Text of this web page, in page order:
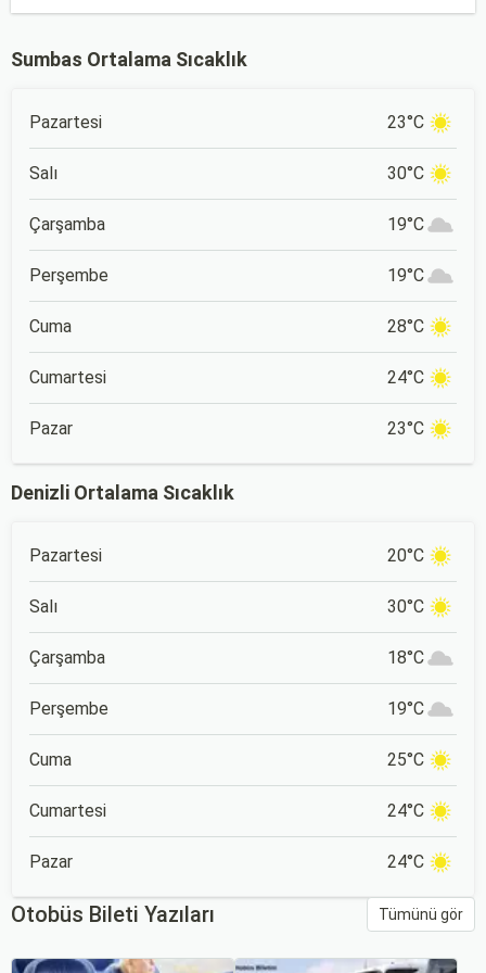
Sumbas Ortalama Sıcaklık
Pazartesi 23°C
Salı 30°C
Çarşamba 19°C
Perşembe 19°C
Cuma 28°C
Cumartesi 24°C
Pazar 23°C
Denizli Ortalama Sıcaklık
Pazartesi 20°C
Salı 30°C
Çarşamba 18°C
Perşembe 19°C
Cuma 25°C
Cumartesi 24°C
Pazar 24°C
Otobüs Bileti Yazıları Tümünü gör